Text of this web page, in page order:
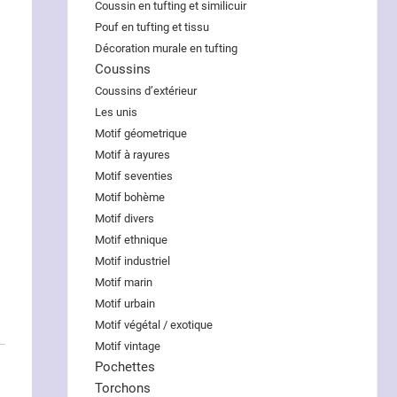
Coussin en tufting et similicuir
Pouf en tufting et tissu
Décoration murale en tufting
Coussins
Coussins d’extérieur
Les unis
Motif géometrique
Motif à rayures
Motif seventies
Motif bohème
Motif divers
Motif ethnique
Motif industriel
Motif marin
Motif urbain
Motif végétal / exotique
Motif vintage
Pochettes
Torchons